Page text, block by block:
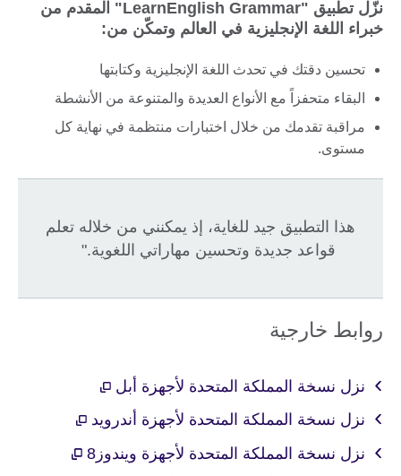
نزّل تطبيق "LearnEnglish Grammar" المقدم من
خبراء اللغة الإنجليزية في العالم وتمكّن من:
تحسين دقتك في تحدث اللغة الإنجليزية وكتابتها
البقاء متحفزاً مع الأنواع العديدة والمتنوعة من الأنشطة
مراقبة تقدمك من خلال اختبارات منتظمة في نهاية كل
مستوى.
هذا التطبيق جيد للغاية، إذ يمكنني من خلاله تعلم
قواعد جديدة وتحسين مهاراتي اللغوية."
روابط خارجية
نزل نسخة المملكة المتحدة لأجهزة أبل
نزل نسخة المملكة المتحدة لأجهزة أندرويد
نزل نسخة المملكة المتحدة لأجهزة ويندوز8